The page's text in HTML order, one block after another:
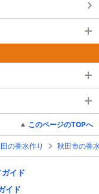
このページのTOPへ
の香水作り 秋田市の香
イド
イド